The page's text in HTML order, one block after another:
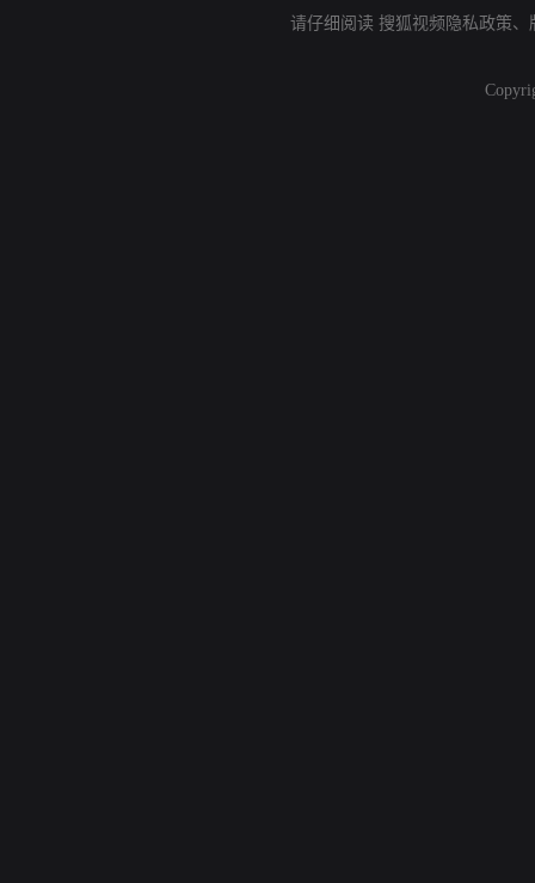
请仔细阅读 搜狐视频隐私政策、